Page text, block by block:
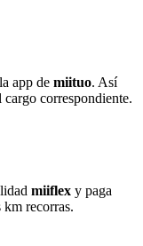
app de miituo. Así
correspondiente.
miiflex y paga
recorras.